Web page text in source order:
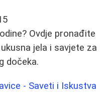
Ovdje pronađite
jela i savjete za
dočeka.
- Saveti i Iskustva